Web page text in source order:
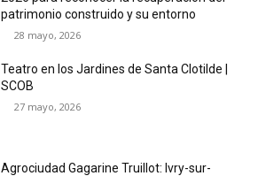
patrimonio construido y su entorno
28 mayo, 2026
Teatro en los Jardines de Santa Clotilde |
SCOB
27 mayo, 2026
Agrociudad Gagarine Truillot: Ivry-sur-